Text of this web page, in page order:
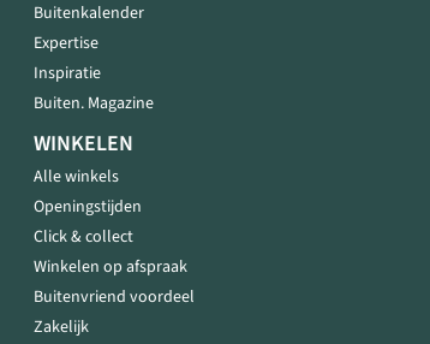
Buitenkalender
Expertise
Inspiratie
Buiten. Magazine
WINKELEN
Alle winkels
Openingstijden
Click & collect
Winkelen op afspraak
Buitenvriend voordeel
Zakelijk